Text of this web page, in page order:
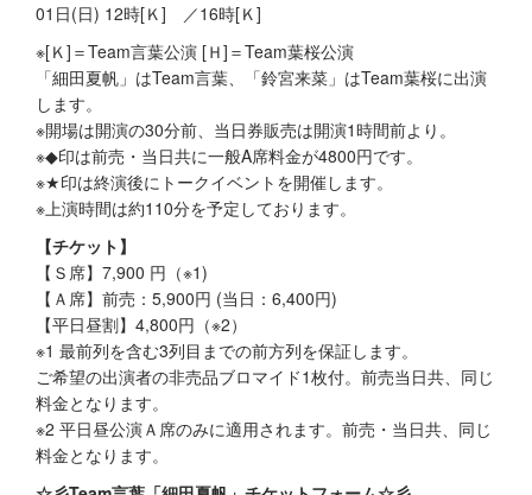
01日(日) 12時[Ｋ] ／16時[Ｋ]
※[Ｋ]＝Team言葉公演 [Ｈ]＝Team葉桜公演
「細田夏帆」はTeam言葉、「鈴宮来菜」はTeam葉桜に出演
します。
※開場は開演の30分前、当日券販売は開演1時間前より。
※◆印は前売・当日共に一般A席料金が4800円です。
※★印は終演後にトークイベントを開催します。
※上演時間は約110分を予定しております。
【チケット】
【Ｓ席】7,900 円（※1)
【Ａ席】前売：5,900円 (当日：6,400円)
【平日昼割】4,800円（※2）
※1 最前列を含む3列目までの前方列を保証します。
ご希望の出演者の非売品ブロマイド1枚付。前売当日共、同じ
料金となります。
※2 平日昼公演Ａ席のみに適用されます。前売・当日共、同じ
料金となります。